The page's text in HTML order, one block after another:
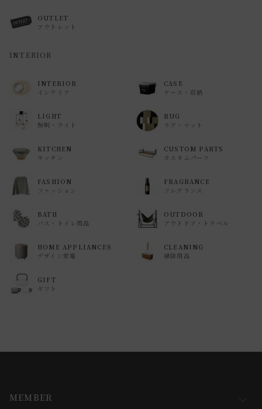
OUTLET
アウトレット
INTERIOR
INTERIOR
インテリア
CASE
ケース・収納
LIGHT
照明・ライト
RUG
ラグ・マット
KITCHEN
キッチン
CUSTOM PARTS
カスタムパーツ
FASHION
ファッション
FRAGRANCE
フレグランス
BATH
バス・トイレ用品
OUTDOOR
アウトドア・トラベル
HOME APPLIANCES
デザイン家電
CLEANING
掃除用品
GIFT
ギフト
MEMBER